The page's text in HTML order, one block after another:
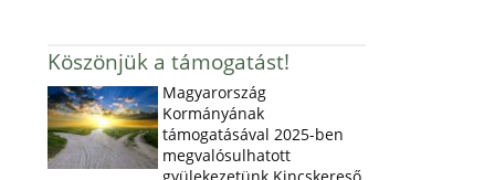
Köszönjük a támogatást!
Magyarország
Kormányának
támogatásával 2025-ben
megvalósulhatott